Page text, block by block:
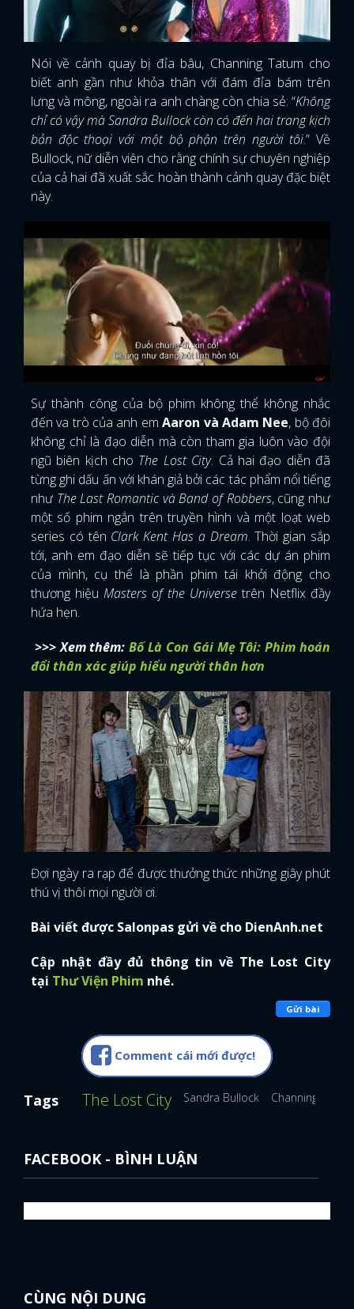
Nói về cảnh quay bị đỉa bâu, Channing Tatum cho
biết anh gần như khỏa thân với đám đỉa bám trên
lưng và mông, ngoài ra anh chàng còn chia sẻ: “Không
chỉ có vậy mà Sandra Bullock còn có đến hai trang kịch
bản độc thoại với một bộ phận trên người tôi.” Về
Bullock, nữ diễn viên cho rằng chính sự chuyên nghiệp
của cả hai đã xuất sắc hoàn thành cảnh quay đặc biệt
này.
Sự thành công của bộ phim không thể không nhắc
đến va trò của anh emAaron và Adam Nee, bộ đôi
không chỉ là đạo diễn mà còn tham gia luôn vào đội
ngũ biên kịch cho The Lost City. Cả hai đạo diễn đã
từng ghi dấu ấn với khán giả bởi các tác phẩm nổi tiếng
như The Last Romantic và Band of Robbers, cũng như
một số phim ngắn trên truyền hình và một loạt web
series có tên Clark Kent Has a Dream. Thời gian sắp
tới, anh em đạo diễn sẽ tiếp tục với các dự án phim
của mình, cụ thể là phần phim tái khởi động cho
thương hiệu Masters of the Universe trên Netflix đầy
hứa hẹn.
>>> Xem thêm:Bố Là Con Gái Mẹ Tôi: Phim hoán
đổi thân xác giúp hiểu người thân hơn
Đợi ngày ra rạp để được thưởng thức những giây phút
thú vị thôi mọi người ơi.
Bài viết được Salonpas gửi về cho DienAnh.net
Cập nhật đầy đủ thông tin về The Lost City
tại Thư Viện Phim nhé.
Gửi bài
Comment cái mới được!
Tags The Lost City Sandra Bullock Channing Tatum
FACEBOOK - BÌNH LUẬN
CÙNG NỘI DUNG